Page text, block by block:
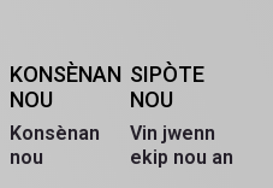
KONSÈNAN
NOU
Konsènan
nou
SIPÒTE
NOU
Vin jwenn
ekip nou an